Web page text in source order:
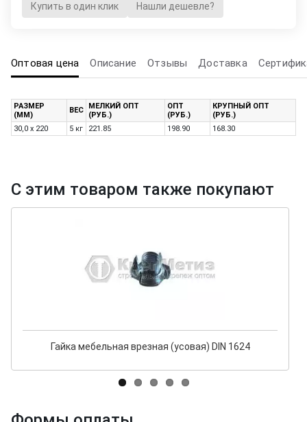
Купить в один клик Нашли дешевле?
Оптовая цена Описание Отзывы Доставка
РАЗМЕР
(ММ)
ВЕС
МЕЛКИЙ ОПТ
(РУБ.)
ОПТ
(РУБ.)
КРУПНЫЙ ОПТ
(РУБ.)
30,0 х 220
5 кг 221.85 198.90 168.30
С этим товаром также покупают
Гайка мебельная врезная (усовая) DIN 1624